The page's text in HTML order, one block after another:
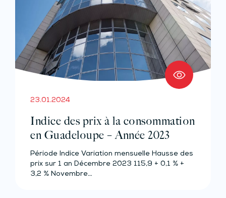
23.01.2024
Indice des prix à la consommation
en Guadeloupe – Année 2023
Période Indice Variation mensuelle Hausse des
prix sur 1 an Décembre 2023 115,9 + 0,1 % +
3,2 % Novembre…